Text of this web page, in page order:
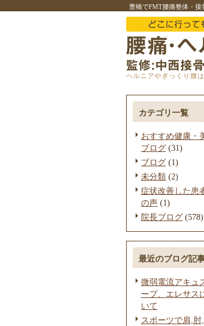
豊橋でFMT腰痛整体・
ヘルニアやぎっくり腰
カテゴリ一覧
おすすめ健康・
ブログ (31)
ブログ (1)
未分類 (2)
症状改善した患
の声 (1)
院長ブログ (578)
最近のブログ記
微弱電流アキュ
ープ、エレサス
いて
スポーツで肩,肘